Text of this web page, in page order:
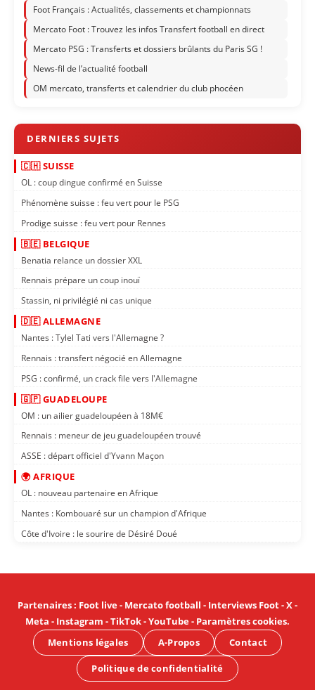
Foot Français : Actualités, classements et championnats
Mercato Foot : Trouvez les infos Transfert football en direct
Mercato PSG : Transferts et dossiers brûlants du Paris SG !
News-fil de l’actualité football
OM mercato, transferts et calendrier du club phocéen
🇨🇭 SUISSE
OL : coup dingue confirmé en Suisse
Phénomène suisse : feu vert pour le PSG
Prodige suisse : feu vert pour Rennes
🇧🇪 BELGIQUE
Benatia relance un dossier XXL
Rennais prépare un coup inouï
Stassin, ni privilégié ni cas unique
🇩🇪 ALLEMAGNE
Nantes : Tylel Tati vers l'Allemagne ?
Rennais : transfert négocié en Allemagne
PSG : confirmé, un crack file vers l'Allemagne
🇬🇵 GUADELOUPE
OM : un ailier guadeloupéen à 18M€
Rennais : meneur de jeu guadeloupéen trouvé
ASSE : départ officiel d'Yvann Maçon
🌍 AFRIQUE
OL : nouveau partenaire en Afrique
Nantes : Kombouaré sur un champion d'Afrique
Côte d'Ivoire : le sourire de Désiré Doué
Partenaires: Foot live- Mercato football - Interviews Foot-X-
Meta - Instagram -TikTok-YouTube- Paramètres cookies.
Mentions légales
A-Propos Contact
Politique de confidentialité